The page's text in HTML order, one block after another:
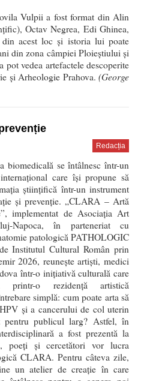
Vulpii a fost format din Alin
Octav Negrea, Edi Ghinea,
acest loc și istoria lui poate
din zona câmpiei Ploieștiului și
vedea artefactele descoperite
și Arheologie Prahova. (George
Redacția
biomedicală se întâlnesc într-un
care își propune să
științifică într-un instrument
și prevenție. „CLARA – Artă
implementat de Asociația Art
Napoca, în parteneriat cu
patologică PATHOLOGIC
Institutul Cultural Român prin
2026, reunește artiști, medici
într-o inițiativă culturală care
printr-o rezidență artistică
simplă: cum poate arta să
și a cancerului de col uterin
pentru publicul larg? Astfel, în
a fost prezentă la
poeți și cercetători vor lucra
CLARA. Pentru câteva zile,
un atelier de creație în care